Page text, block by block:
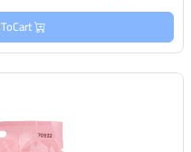
productList.addToCart